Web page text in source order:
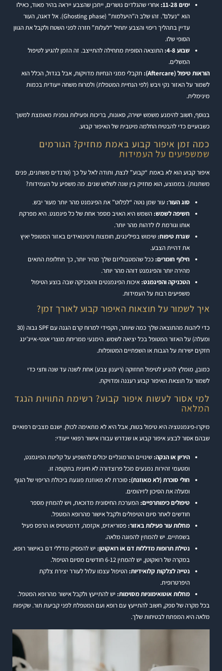
ימים 11-28:
אחרי שהגלדים נושרים, ייתכן שהצבע ייראה בהיר מאוד, כאילו
הוא “נעלם”. זהו שלב ה”היעלמות” (Ghosting phase). אל דאגה, העור
עדיין בתהליך ריפוי והצבע יתחיל “לעלות” חזרה לפני השטח ולקבל את הגוון
הסופי שלו.
שבוע 4-8:
התוצאה הסופית מתחילה להתייצב. זה הזמן להגיע לטיפול
המשלים.
הוראות טיפול (Aftercare):
תקבלי ממני הנחיות מדויקות, אבל בגדול, הכלל הוא
לשמור על האזור נקי ויבש (לפי הנחיית המטפלת) ולמרוח משחה ייעודית בכמות
מינימלית.
בנוסף, חשוב להימנע משמש ישירה, סאונות, בריכות ופעילות גופנית מאומצת למשך
כשבועיים כדי להבטיח החלמה מיטבית של האיפור קבוע.
כמה זמן איפור קבוע באמת מחזיק? הגורמים
שמשפיעים על העמידות
איפור קבוע הוא לא באמת “קבוע” לנצח, ותודה לאל על כך (טרנדים משתנים, פנים
משתנות). בממוצע, הוא מחזיק בין שנה לשלוש שנים. מה משפיע על העמידות?
סוג העור: עור שמן נוטה “לפלוט” את הפיגמנט מהר יותר מעור יבש.
חשיפה לשמש: השמש היא האויב מספר אחת של כל פיגמנט. היא מפרקת
אותו וגורמת לו לדהות מהר יותר.
שגרת טיפוח: שימוש בפילינגים, חומצות ורטינואידים באזור המטופל יאיץ
את דהיית הצבע.
חילוף חומרים: ככל שהמטבוליזם שלך מהיר יותר, כך תחלופת התאים
מהירה יותר והפיגמנט דוהה מהר יותר.
הטכניקה והפיגמנט: איכות הפיגמנטים והטכניקה שבה בוצע הטיפול
משפיעים רבות על העמידות.
איך לשמור על תוצאות האיפור קבוע לאורך זמן?
כדי ליהנות מהתוצאה שלך כמה שיותר, הקפידי למרוח קרם הגנה עם SPF גבוה (30
ומעלה) על האזור המטופל בכל יציאה לשמש. הימנעי ממריחת מוצרי אנטי-אייג’ינג
חזקים ישירות על הגבות או השפתיים המטופלות.
כמובן, מומלץ להגיע לטיפול תחזוקה (ריענון צבע) אחת לשנה עד שנה וחצי כדי
לשמור על תוצאת האיפור קבוע רעננה ומדויקת.
למי אסור לעשות איפור קבוע? רשימת התוויות הנגד
המלאה
מיקרו-פיגמנטציה היא טיפול בטוח, אבל היא לא מתאימה לכולן. ישנם מצבים רפואיים
שבהם אסור לבצע איפור קבוע או שנדרש עבורו אישור רפואי ייעודי:
היריון או הנקה: שינויים הורמונליים יכולים להשפיע על קליטת הפיגמנט,
ומטעמי זהירות נמנעים מכל פרוצדורה לא חיונית בתקופה זו.
חולי סוכרת (לא מאוזנת): סוכרת לא מאוזנת פוגעת ביכולת הריפוי של הגוף
ומעלה את הסיכון לזיהומים.
טיפולים כימותרפיים: המערכת החיסונית מדוכאת, ויש להמתין מספר
חודשים לאחר סיום הטיפולים ולקבל אישור מהרופא המטפל.
מחלות עור פעילות באזור: פסוריאזיס, אקזמה, דרמטיטיס או הרפס פעיל
בשפתיים. יש להמתין להפוגה מלאה.
נטילת תרופות מדללות דם או רואקוטן: יש להפסיק מדללי דם באישור רופא.
במקרה של רואקוטן, יש להמתין 6-12 חודשים מסיום הטיפול.
נטייה לצלקות קלואידיות: הטיפול עצמו עלול לעורר יצירת צלקת
היפרטרופית.
מחלות אוטואימוניות מסוימות: יש להתייעץ ולקבל אישור מהרופא המטפל.
בכל מקרה של ספק, חשוב להתייעץ עם רופא ועם המטפלת לפני קביעת תור. שקיפות
מלאה היא המפתח לבטיחות שלך.